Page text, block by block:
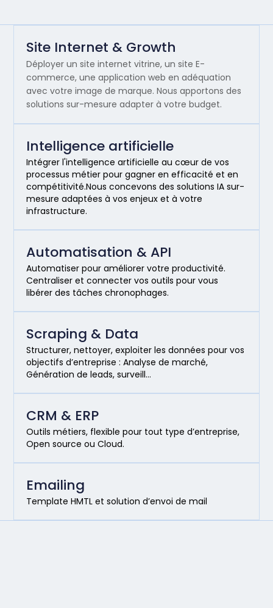
Site Internet & Growth
Déployer un site internet vitrine, un site E-
commerce, une application web en adéquation
avec votre image de marque. Nous apportons des
solutions sur-mesure adapter à votre budget.
Emailing
Template HMTL et solution d’envoi de mail
Automatisation & API
Automatiser pour améliorer votre productivité.
Centraliser et connecter vos outils pour vous
libérer des tâches chronophages.
Scraping & Data
Structurer, nettoyer, exploiter les données pour vos
objectifs d’entreprise : Analyse de marché,
Génération de leads, surveill…
CRM & ERP
Outils métiers, flexible pour tout type d’entreprise,
Open source ou Cloud.
Intelligence artificielle
Intégrer l'intelligence artificielle au cœur de vos
processus métier pour gagner en efficacité et en
compétitivité.Nous concevons des solutions IA sur-
mesure adaptées à vos enjeux et à votre
infrastructure.